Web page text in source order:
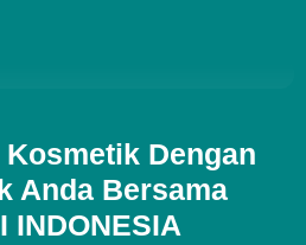
Dengan
Anda Bersama
INDONESIA